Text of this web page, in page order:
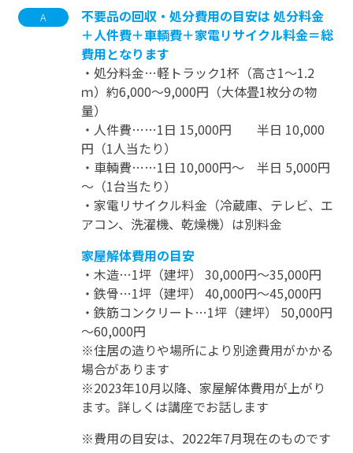
A
不要品の回収・処分費用の目安は 処分料金
＋人件費＋車輌費＋家電リサイクル料金＝総
費用となります
・処分料金…軽トラック1杯（高さ1～1.2
ｍ）約6,000～9,000円（大体畳1枚分の物
量）
・人件費……1日 15,000円 半日 10,000
円（1人当たり）
・車輌費……1日 10,000円～ 半日 5,000円
～（1台当たり）
・家電リサイクル料金（冷蔵庫、テレビ、エ
アコン、洗濯機、乾燥機）は別料金
家屋解体費用の目安
・木造…1坪（建坪） 30,000円～35,000円
・鉄骨…1坪（建坪） 40,000円～45,000円
・鉄筋コンクリート…1坪（建坪） 50,000円
～60,000円
※住居の造りや場所により別途費用がかかる
場合があります
※2023年10月以降、家屋解体費用が上がり
ます。詳しくは講座でお話します
※費用の目安は、2022年7月現在のものです